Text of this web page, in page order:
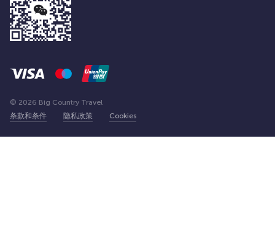
条款和条件 隐私政策 Cookies
© 2026 Big Country Travel